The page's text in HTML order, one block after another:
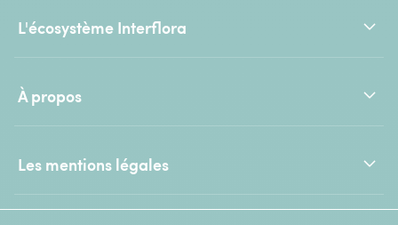
L'écosystème Interflora
À propos
Les mentions légales